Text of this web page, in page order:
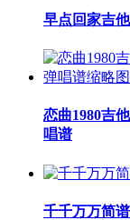
早点回家吉
恋曲1980吉
唱谱
千千万万简